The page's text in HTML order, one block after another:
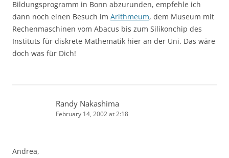
Bildungsprogramm in Bonn abzurunden, empfehle ich
dann noch einen Besuch im Arithmeum, dem Museum mit
Rechenmaschinen vom Abacus bis zum Silikonchip des
Instituts für diskrete Mathematik hier an der Uni. Das wäre
doch was für Dich!
Randy Nakashima
February 14, 2002 at 2:18
Andrea,